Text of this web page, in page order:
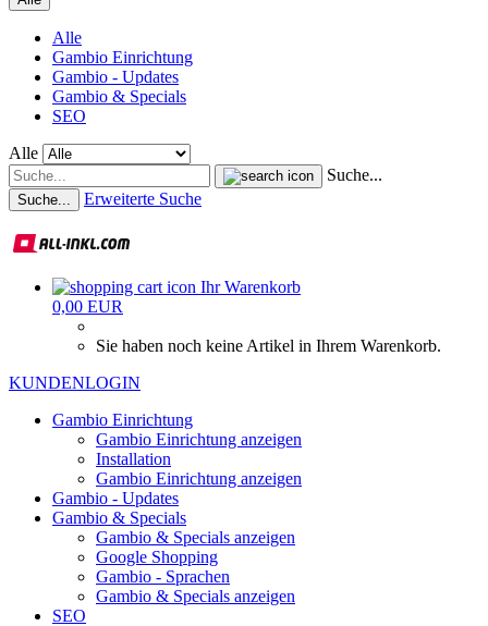
Alle
Gambio Einrichtung
Gambio - Updates
Gambio & Specials
SEO
Alle
Suche...
Suche... Erweiterte Suche
Ihr Warenkorb
0,00 EUR
Sie haben noch keine Artikel in Ihrem Warenkorb.
KUNDENLOGIN
Gambio Einrichtung
Gambio Einrichtung anzeigen
Installation
Gambio Einrichtung anzeigen
Gambio - Updates
Gambio & Specials
Gambio & Specials anzeigen
Google Shopping
Gambio - Sprachen
Gambio & Specials anzeigen
SEO